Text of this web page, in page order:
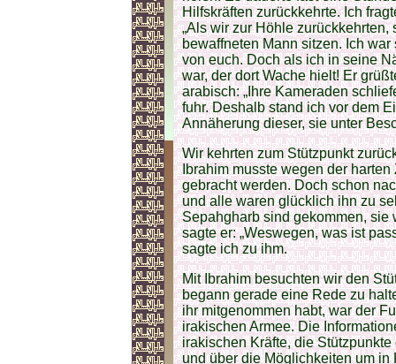
Hilfskräften zurückkehrte. Ich
„Als wir zur Höhle
bewaffneten Mann sitzen. Ich
von euch. Doch als ich in seine
war, der dort Wache hielt! Er
arabisch: „Ihre Kameraden
fuhr. Deshalb stand ich vor dem
Annäherung dieser, sie unter
Wir kehrten zum Stützpunkt
Ibrahim musste wegen der
gebracht werden. Doch schon
und alle waren glücklich ihn zu
Sepahgharb sind gekommen, sie
sagte er: „Weswegen, was ist
sagte ich zu ihm.
Mit Ibrahim besuchten wir den
begann gerade eine Rede zu
ihr mitgenommen habt, war der
irakischen Armee. Die
irakischen Kräfte, die
und über die Möglichkeiten um